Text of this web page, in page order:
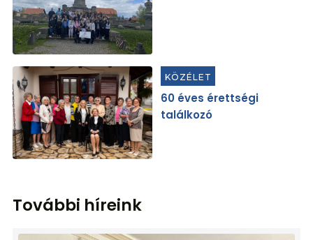
KÖZÉLET
60 éves érettségi
találkozó
További híreink